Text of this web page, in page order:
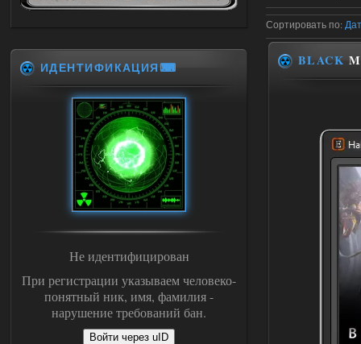
Сортировать по:
BLACK
ИДЕНТИФИКАЦИЯ⌨
Не идентифицирован
При регистрации указываем человеко-
понятный ник, имя, фамилия -
нарушение требований бан.
Войти через uID